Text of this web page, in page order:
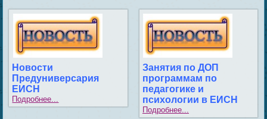
Новости
Предуниверсария
ЕИСН
Подробнее...
Занятия по ДОП
программам по
педагогике и
психологии в ЕИСН
Подробнее...